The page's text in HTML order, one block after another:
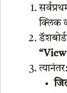
क्लिक
त्यानंतर: